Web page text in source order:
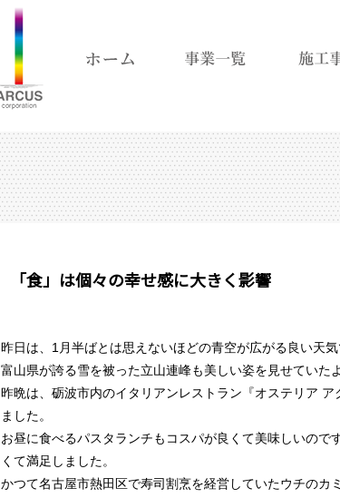
「食」は個々の幸せ感に大きく影響
昨日は、1月半ばとは思えないほどの青空が広がる良い天気
富山県が誇る雪を被った立山連峰も美しい姿を見せていた
昨晩は、砺波市内のイタリアンレストラン『オステリア
ました。
お昼に食べるパスタランチもコスパが良くて美味しいの
くて満足しました。
かつて名古屋市熱田区で寿司割烹を経営していたウチの